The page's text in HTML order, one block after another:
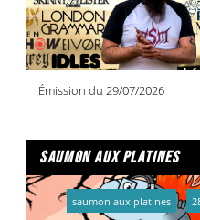
Émission du 29/07/2026
saumon aux platines
saumon aux platines